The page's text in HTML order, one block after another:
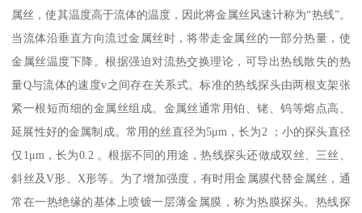
属丝，使其温度高于流体的温度，因此将金属丝风速计称为“热线”。
当流体沿垂直方向流过金属丝时，将带走金属丝的一部分热量，使
金属丝温度下降。根据强迫对流热交换理论，可导出热线散失的热
量Q与流体的速度v之间存在关系式。标准的热线探头由两根支架张
紧一根短而细的金属丝组成。金属丝通常用铂、铑、钨等熔点高、
延展性好的金属制成。常用的丝直径为5μm，长为2 ；小的探头直径
仅1μm，长为0.2 。根据不同的用途，热线探头还做成双丝、三丝、
斜丝及V形、X形等。为了增加强度，有时用金属膜代替金属丝，通
常在一热绝缘的基体上喷镀一层薄金属膜，称为热膜探头。热线探